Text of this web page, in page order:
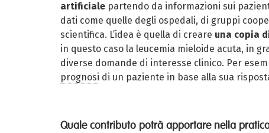
artificiale partendo da informazioni sui
dati come quelle degli ospedali, di gruppi
scientifica. L’idea è quella di creare una copia
in questo caso la leucemia mieloide acuta, in
diverse domande di interesse clinico. Per
prognosi di un paziente in base alla sua
Quale contributo potrà apportare nella